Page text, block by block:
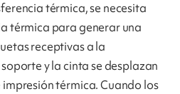
térmica, se necesita
térmica para generar una
receptivas a la
y la cinta se desplazan
térmica. Cuando los